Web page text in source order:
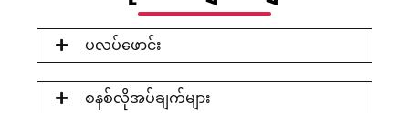
ပလပ်ဖောင်း
စနစ်လိုအပ်ချက်များ